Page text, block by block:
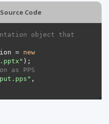
Source Code
object that
= new
as PPS
,